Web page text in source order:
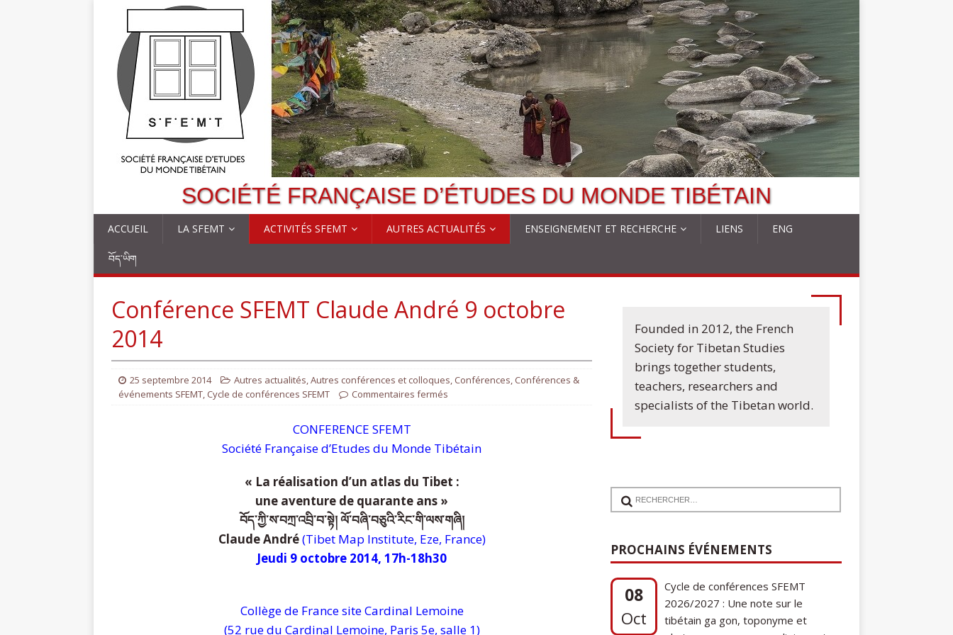
SOCIÉTÉ FRANÇAISE D’ÉTUDES DU MONDE TIBÉTAIN
ACCUEIL LA SFEMT ACTIVITÉS SFEMT AUTRES ACTUALITÉS ENSEIGNEMENT ET RECHERCHE LIENS ENG
བོད་ཡིག
Conférence SFEMT Claude André 9 octobre
2014
25 septembre 2014 Autres actualités,Autres conférences et colloques, Conférences, Conférences &
événements SFEMT, Cycle de conférences SFEMT Commentaires fermés
CONFERENCE SFEMT
Société Française d’Etudes du Monde Tibétain
« La réalisation d’un atlas du Tibet :
une aventure de quarante ans »
བོད་ཀྱི་ས་བཀྲ་འབྲི་བ་སྟེ། ལོ་བཞི་བཅུའི་རིང་གི་ལས་གཞི།
Claude André(Tibet Map Institute, Eze, France)
Jeudi 9 octobre 2014, 17h-18h30
Collège de France site Cardinal Lemoine
(52 rue du Cardinal Lemoine, Paris 5e, salle 1)
Founded in 2012, the French
Society for Tibetan Studies
brings together students,
teachers, researchers and
specialists of the Tibetan world.
PROCHAINS ÉVÉNEMENTS
08
Oct
Cycle de conférences SFEMT
2026/2027 : Une note sur le
tibétain ga gon, toponyme et